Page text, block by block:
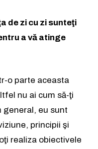
de zi cu zi sunteţi
a vă atinge
o parte aceasta
nu ai cum să-ţi
general, eu sunt
principii şi
realiza obiectivele